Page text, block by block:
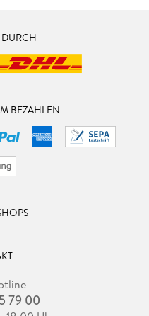
DURCH
BEZAHLEN
79 00